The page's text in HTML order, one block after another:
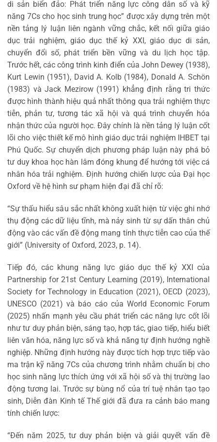
di sản biển đảo: Phát triển năng lực công dân số và kỹ
năng 7Cs cho học sinh trung học” được xây dựng trên một
nền tảng lý luận liên ngành vững chắc, kết nối giữa giáo
dục trải nghiệm, giáo dục thế kỷ XXI, giáo dục di sản,
chuyển đổi số, phát triển bền vững và du lịch học tập.
Trước hết, các công trình kinh điển của John Dewey (1938),
Kurt Lewin (1951), David A. Kolb (1984), Donald A. Schön
(1983) và Jack Mezirow (1991) khẳng định rằng tri thức
được hình thành hiệu quả nhất thông qua trải nghiệm thực
tiễn, phản tư, tương tác xã hội và quá trình chuyển hóa
nhận thức của người học. Đây chính là nền tảng lý luận cốt
lõi cho việc thiết kế mô hình giáo dục trải nghiệm IHBET tại
Phú Quốc. Sự chuyển dịch phương pháp luận này phá bỏ
tư duy khoa học hàn lâm đóng khung để hướng tới việc cá
nhân hóa trải nghiệm. Định hướng chiến lược của Đại học
Oxford về hệ hình sư phạm hiện đại đã chỉ rõ:
“Sự thấu hiểu sâu sắc nhất không xuất hiện từ việc ghi nhớ
thụ động các dữ liệu tĩnh, mà nảy sinh từ sự dấn thân chủ
động vào các vấn đề động mang tính thực tiễn cao của thế
giới” (University of Oxford, 2023, p. 14).
Tiếp đó, các khung năng lực giáo dục thế kỷ XXI của
Partnership for 21st Century Learning (2019), International
Society for Technology in Education (2021), OECD (2023),
UNESCO (2021) và báo cáo của World Economic Forum
(2025) nhấn mạnh yêu cầu phát triển các năng lực cốt lõi
như tư duy phản biện, sáng tạo, hợp tác, giao tiếp, hiểu biết
liên văn hóa, năng lực số và khả năng tự định hướng nghề
nghiệp. Những định hướng này được tích hợp trực tiếp vào
ma trận kỹ năng 7Cs của chương trình nhằm chuẩn bị cho
học sinh năng lực thích ứng với xã hội số và thị trường lao
động tương lai. Trước sự bùng nổ của trí tuệ nhân tạo tạo
sinh, Diễn đàn Kinh tế Thế giới đã đưa ra cảnh báo mang
tính chiến lược:
“Đến năm 2025, tư duy phản biện và giải quyết vấn đề